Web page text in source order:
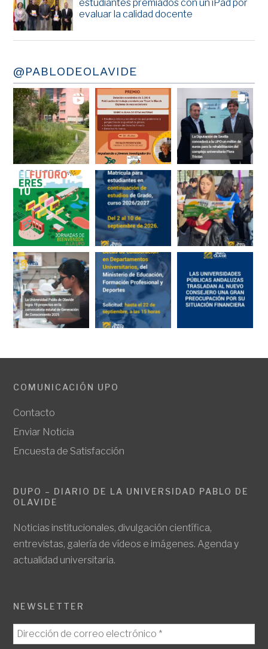
estudiantes premiados con un iPad por
evaluar la calidad docente
@PABLODEOLAVIDE
COMUNICACIÓN UPO
Contacto
Enviar Noticia
Encuesta de Satisfacción
DUPO – DIARIO DE LA UNIVERSIDAD PABLO DE
OLAVIDE
Noticias institucionales, divulgación científica,
entrevistas, galería de vídeos e imágenes. Agenda y
actualidad universitaria.
NEWSLETTER